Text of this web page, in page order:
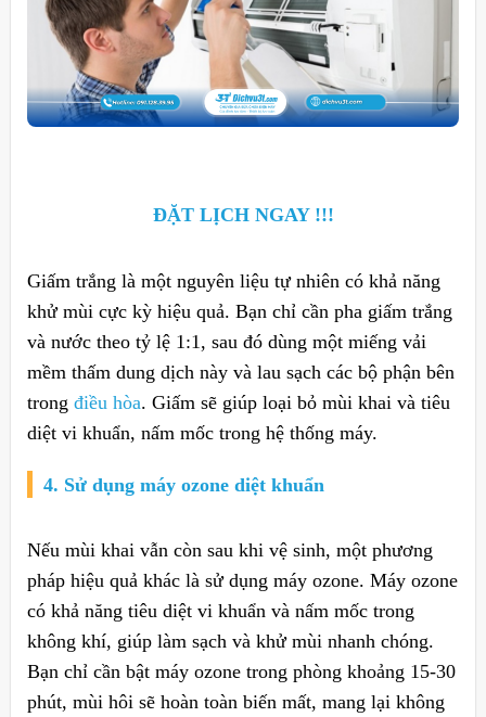
ĐẶT LỊCH NGAY !!!
Giấm trắng là một nguyên liệu tự nhiên có khả năng
khử mùi cực kỳ hiệu quả. Bạn chỉ cần pha giấm trắng
và nước theo tỷ lệ 1:1, sau đó dùng một miếng vải
mềm thấm dung dịch này và lau sạch các bộ phận bên
trong điều hòa. Giấm sẽ giúp loại bỏ mùi khai và tiêu
diệt vi khuẩn, nấm mốc trong hệ thống máy.
4. Sử dụng máy ozone diệt khuẩn
Nếu mùi khai vẫn còn sau khi vệ sinh, một phương
pháp hiệu quả khác là sử dụng máy ozone. Máy ozone
có khả năng tiêu diệt vi khuẩn và nấm mốc trong
không khí, giúp làm sạch và khử mùi nhanh chóng.
Bạn chỉ cần bật máy ozone trong phòng khoảng 15-30
phút, mùi hôi sẽ hoàn toàn biến mất, mang lại không